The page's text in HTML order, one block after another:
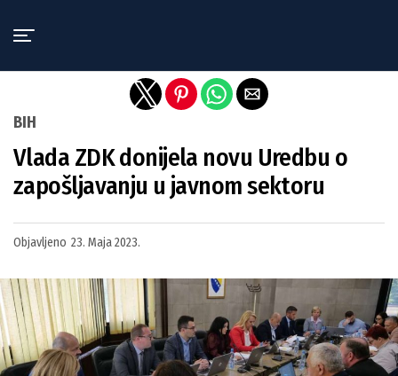
BIH
Vlada ZDK donijela novu Uredbu o
zapošljavanju u javnom sektoru
Objavljeno 23. Maja 2023.